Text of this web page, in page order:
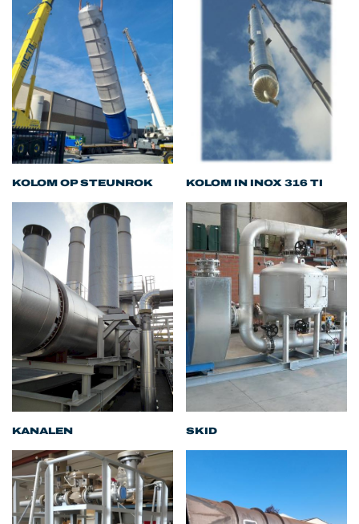
KOLOM OP STEUNROK KOLOM IN INOX 316 TI
KANALEN SKID